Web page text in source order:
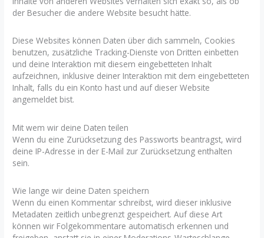
der Besucher die andere Website besucht hätte.
Diese Websites können Daten über dich sammeln, Cookies
benutzen, zusätzliche Tracking-Dienste von Dritten einbetten
und deine Interaktion mit diesem eingebetteten Inhalt
aufzeichnen, inklusive deiner Interaktion mit dem eingebetteten
Inhalt, falls du ein Konto hast und auf dieser Website
angemeldet bist.
Mit wem wir deine Daten teilen
Wenn du eine Zurücksetzung des Passworts beantragst, wird
deine IP-Adresse in der E-Mail zur Zurücksetzung enthalten
sein.
Wie lange wir deine Daten speichern
Wenn du einen Kommentar schreibst, wird dieser inklusive
Metadaten zeitlich unbegrenzt gespeichert. Auf diese Art
können wir Folgekommentare automatisch erkennen und